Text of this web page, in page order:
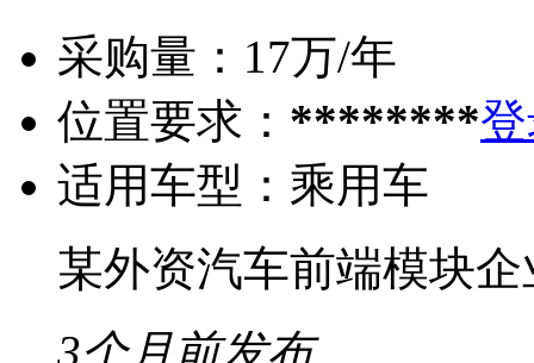
采购量： 17万/年
位置要求： ********
适用车型： 乘用车
某外资汽车前端模块企
3个月前发布